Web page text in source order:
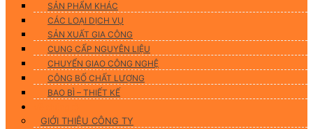
SẢN PHẨM KHÁC
CÁC LOẠI DỊCH VỤ
SẢN XUẤT GIA CÔNG
CUNG CẤP NGUYÊN LIỆU
CHUYỂN GIAO CÔNG NGHỆ
CÔNG BỐ CHẤT LƯỢNG
BAO BÌ – THIẾT KẾ
GIỚI THIỆU CÔNG TY